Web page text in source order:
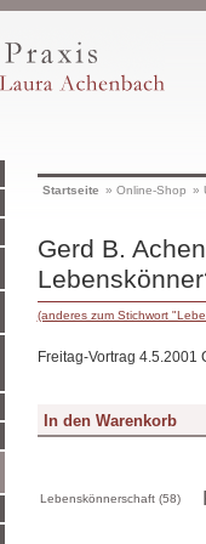
Startseite » Online-Shop »
Gerd B.
(anderes zum Stichwort
Freitag-Vortrag 4.5.2001
Lebenskönnerschaft (58)